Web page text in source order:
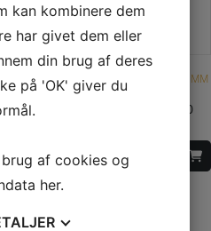
TERMATECH STÅLSKORSTEN Ø 150 MM
(UDVENDIG Ø250 MM)
Fuglefang til regnhætte Ø150
kan kombinere dem
har givet dem eller
din brug af deres
på 'OK' giver du
af cookies og
her.